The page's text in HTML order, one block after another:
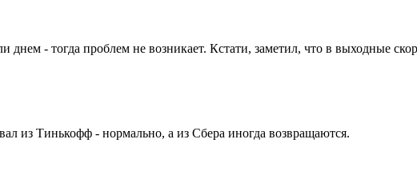
- тогда проблем не возникает. Кстати, заметил, что в выходные
из Тинькофф - нормально, а из Сбера иногда возвращаются.